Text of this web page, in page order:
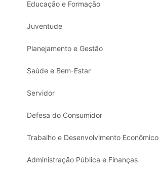
Educação e Formação
Juventude
Planejamento e Gestão
Saúde e Bem-Estar
Servidor
Defesa do Consumidor
Trabalho e Desenvolvimento Econômico
Administração Pública e Finanças